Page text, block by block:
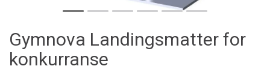
Gymnova Landingsmatter for
konkurranse